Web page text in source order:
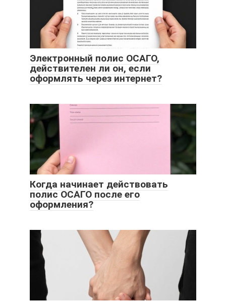
Электронный полис ОСАГО,
действителен ли он, если
оформлять через интернет?
Когда начинает действовать
полис ОСАГО после его
оформления?